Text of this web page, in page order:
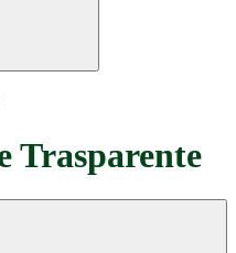
Trasparente